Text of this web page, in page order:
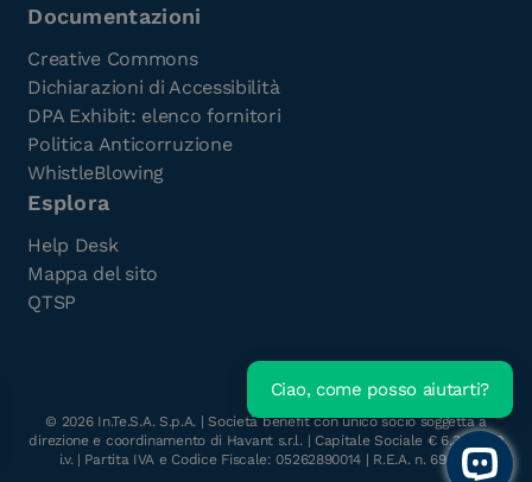
l'e-Book gratuito
Documentazioni
Creative Commons
Dichiarazioni di Accessibilità
DPA Exhibit: elenco fornitori
Politica Anticorruzione
WhistleBlowing
Esplora
Help Desk
Mappa del sito
QTSP
© 2026In.Te.S.A. S.p.A. | Società benefit con unico socio soggetta a
direzione e coordinamento di Havant s.r.l. | Capitale Sociale € 6.300.000
i.v. | Partita IVA e Codice Fiscale: 05262890014 | R.E.A. n. 696117
Open
Ciao, come posso aiutarti?